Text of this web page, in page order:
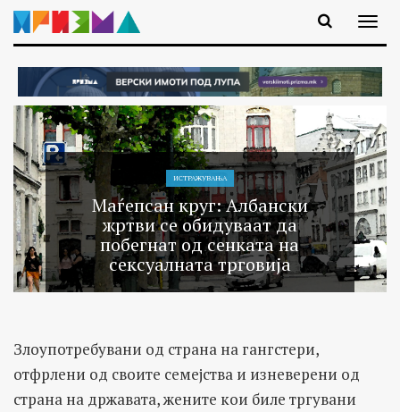
ИСТРАЖУВАЊA
Маѓепсан круг: Албански
жртви се обидуваат да
побегнат од сенката на
сексуалната трговија
Злоупотребувани од страна на гангстери,
отфрлени од своите семејства и изневерени од
страна на државата, жените кои биле тргувани